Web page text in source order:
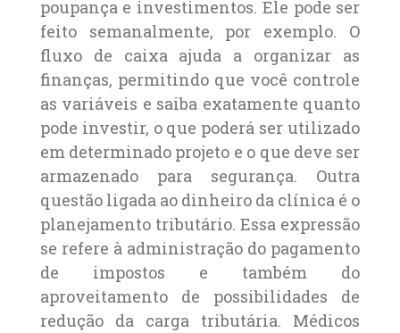
poupança e investimentos. Ele pode ser
feito semanalmente, por exemplo. O
fluxo de caixa ajuda a organizar as
finanças, permitindo que você controle
as variáveis e saiba exatamente quanto
pode investir, o que poderá ser utilizado
em determinado projeto e o que deve ser
armazenado para segurança. Outra
questão ligada ao dinheiro da clínica é o
planejamento tributário. Essa expressão
se refere à administração do pagamento
de impostos e também do
aproveitamento de possibilidades de
redução da carga tributária. Médicos